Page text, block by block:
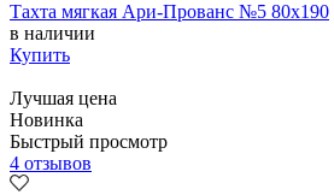
Тахта мягкая Ари-Прованс №5 80х190
в наличии
Купить
Лучшая цена
Новинка
Быстрый просмотр
4 отзывов